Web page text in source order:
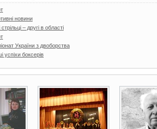
новини
– другі в області
України з двоборства
успіхи боксерів
5 фото 2 фото